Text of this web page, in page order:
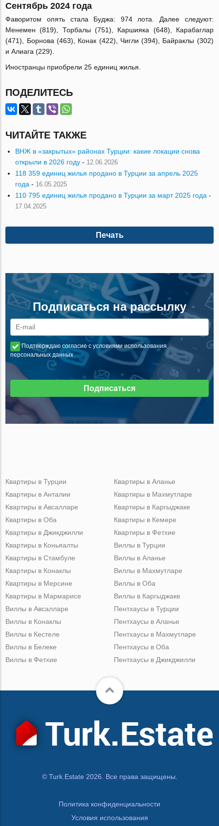
Сентябрь 2024 года
Фаворитом опять стала Буджа: 974 лота. Далее следуют:
Менемен (819), Торбалы (751), Каршияка (648), Карабаглар
(471), Борнова (463), Конак (422), Чигли (394), Байраклы (302)
и Алиага (229).
Иностранцы приобрели 25 единиц жилья.
ПОДЕЛИТЕСЬ
ЧИТАЙТЕ ТАКЖЕ
ВНЖ в «закрытых» районах Турции: какие локации снова
открыли в 2026 году - 12.06.2026
118 359 единиц жилья продано в Турции за апрель 2025
года - 16.05.2025
110 795 единиц жилья продано в Турции за март 2025 года -
17.04.2025
Печать
Подписаться на рассылку
Подтверждаю согласие с условиями использования
персональных данных
Подписаться
Квартиры в Турции
Квартиры в Анталии
Квартиры в Авсалларе
Квартиры в Оба
Квартиры в Джикджилли
Квартиры в Аланье
Квартиры в Махмутларе
Квартиры в Каргыджаке
Квартиры в Кемере
Квартиры в Фетхие
Квартиры в Коньяалты
Квартиры в Стамбуле
Квартиры в Конаклы
Квартиры в Мерсине
Квартиры в Мармарисе
Виллы в Турции
Виллы в Аланье
Виллы в Махмутларе
Виллы в Оба
Виллы в Каргыджаке
Виллы в Авсалларе
Виллы в Конаклы
Виллы в Кестеле
Виллы в Белеке
Виллы в Фетхие
Пентхаусы в Турции
Пентхаусы в Аланье
Пентхаусы в Махмутларе
Пентхаусы в Оба
Пентхаусы в Джикджилли
© Turk.Estate 2026. Все права защищены.
Политика конфиденциальности
Условия использования